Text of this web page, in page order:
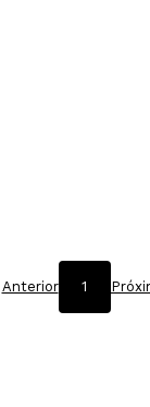
Anterior 1